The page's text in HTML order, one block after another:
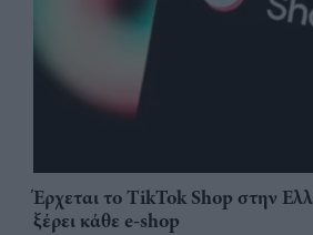
Έρχεται το TikTok Shop στην
ξέρει κάθε e-shop